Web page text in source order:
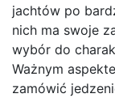
jachtów po
nich ma swoje
wybór do
Ważnym
zamówić